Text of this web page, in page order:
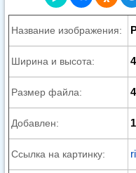
Название изображения:
Ширина и высота:
Размер файла:
Добавлен:
Ссылка на картинку: